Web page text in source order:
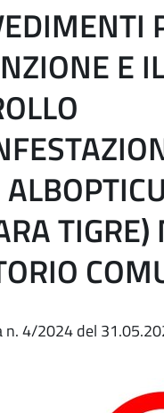
E
TIGRE)
n. 4/2024 del